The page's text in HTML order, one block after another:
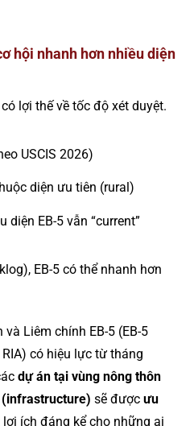
hội nhanh hơn nhiều diện
lợi thế về tốc độ xét duyệt.
USCIS 2026)
diện ưu tiên (rural)
diện EB-5 vẫn “current”
EB-5 có thể nhanh hơn
Liêm chính EB-5 (EB-5
có hiệu lực từ tháng
dự án tại vùng nông thôn
sẽ được ưu
ích đáng kể cho những ai